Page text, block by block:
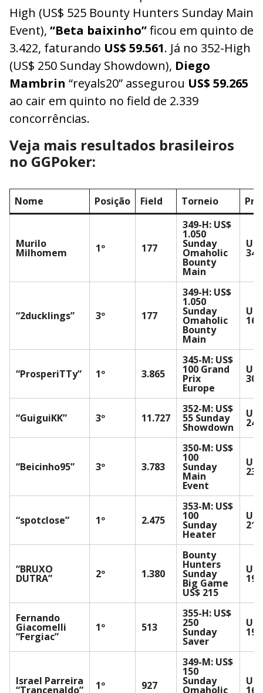
High (US$ 525 Bounty Hunters Sunday Main
Event), “Beta baixinho”ficou em quinto de
3.422, faturando US$ 59.561. Já no 352-High
(US$ 250 Sunday Showdown), Diego
Mambrin “reyals20” assegurou US$ 59.265
ao cair em quinto no field de 2.339
concorrências.
Veja mais resultados brasileiros
no GGPoker:
Nome Posição Field Torneio
Murilo
Milhomem 1º 177
349-H: US$
1.050
Sunday
Omaholic
Bounty
Main
US$
“2ducklings” 3º 177
349-H: US$
1.050
Sunday
Omaholic
Bounty
Main
US$
“ProsperiTTy” 1º 3.865
345-M: US$
100 Grand
Prix
Europe
US$
“GuiguiKK” 3º 11.727
352-M: US$
55 Sunday
Showdown
US$
“Beicinho95” 3º 3.783
350-M: US$
100
Sunday
Main
Event
US$
“spotclose” 1º 2.475
353-M: US$
100
Sunday
Heater
US$
“BRUXO
DUTRA” 2º 1.380
Bounty
Hunters
Sunday
Big Game
US$ 215
US$
Fernando
Giacomelli
“Fergiac”
1º 513
355-H: US$
250
Sunday
Saver
US$
Israel Parreira
“Trancenaldo” 1º 927
349-M: US$
150
Sunday
Omaholic
US$